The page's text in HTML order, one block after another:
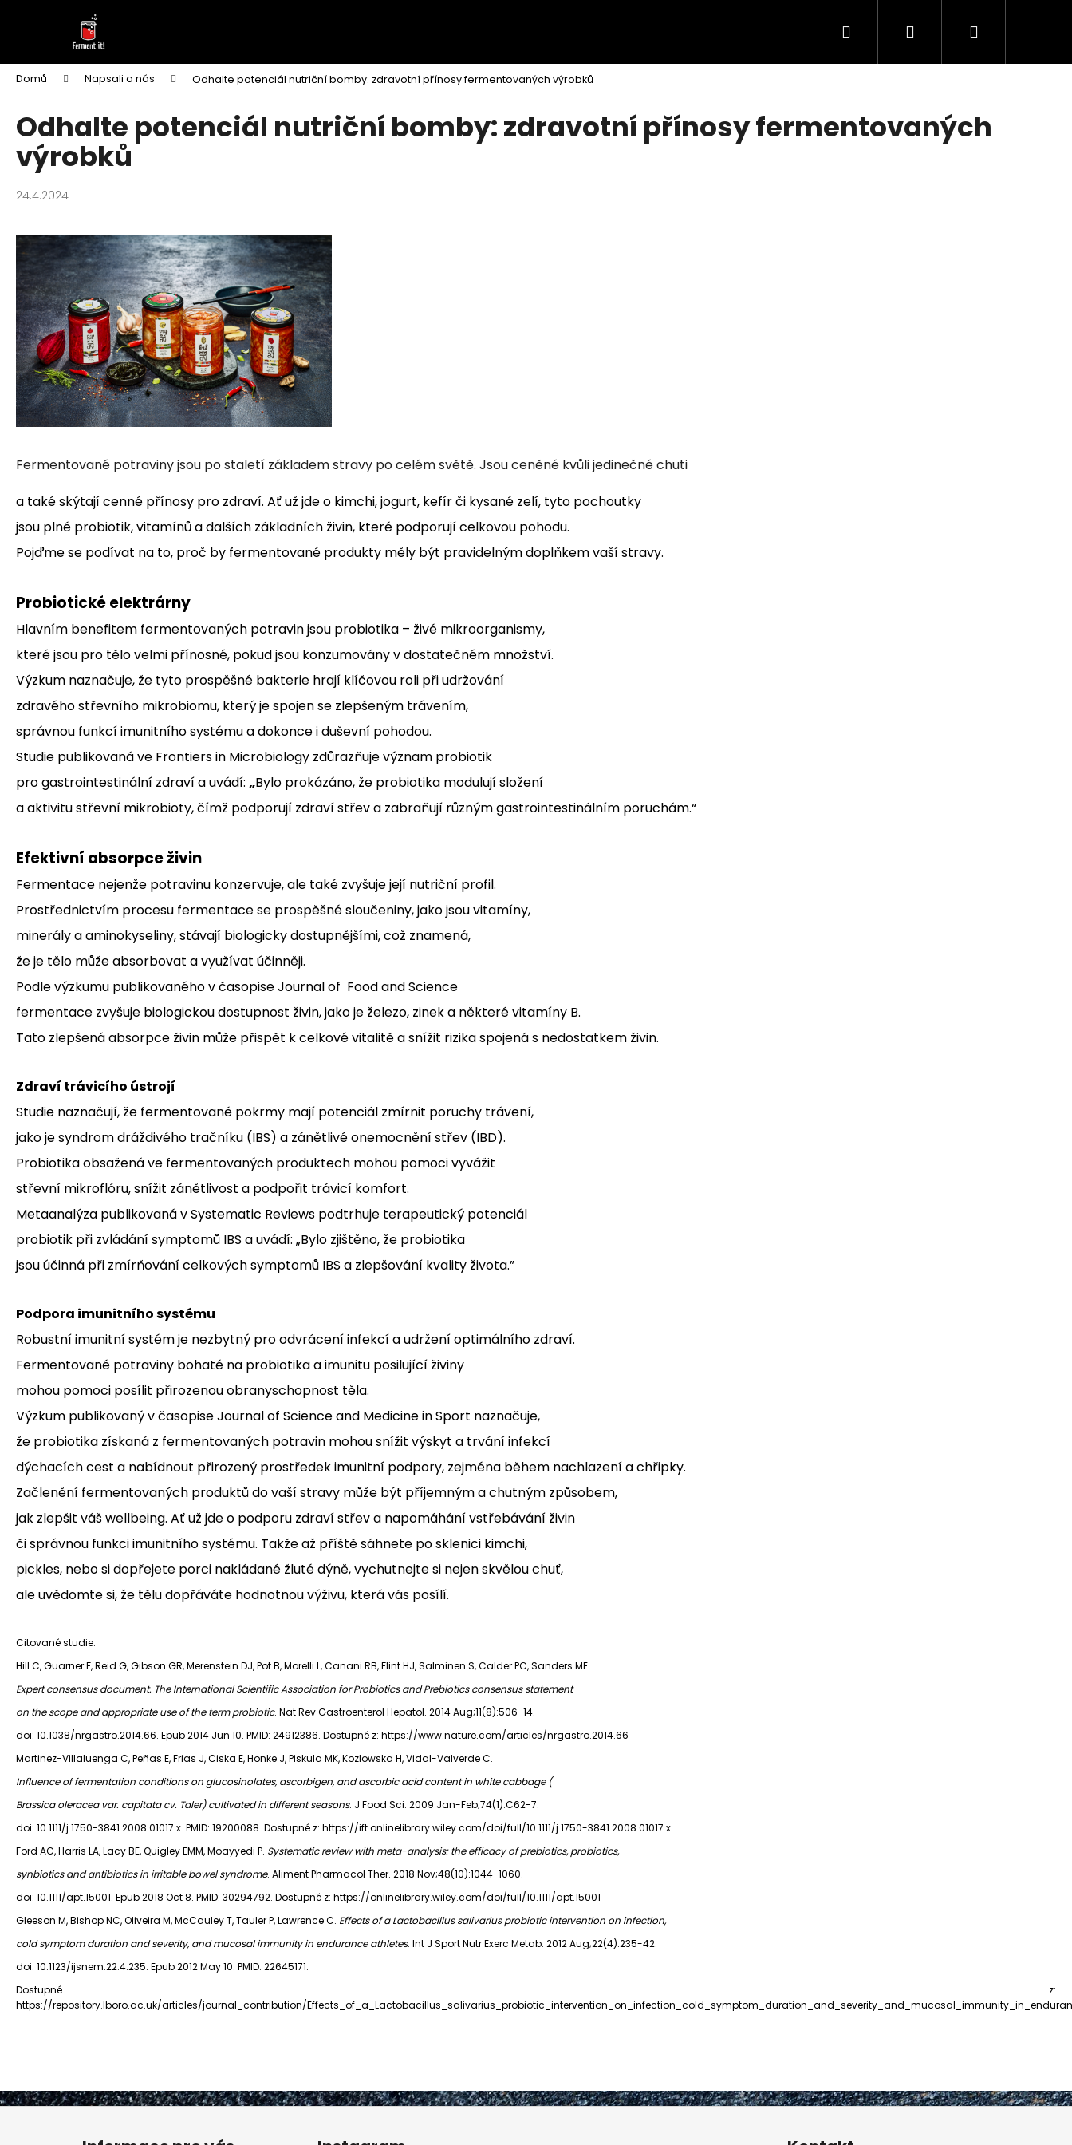
Hledat PřihlášeníNákupní
Domů Napsali o nás Odhalte potenciál nutriční bomby: zdravotní přínosy fermentovaných výrobků
Odhalte potenciál nutriční bomby: zdravotní přínosy fermentovaných
výrobků
24.4.2024
Fermentované potraviny jsou po staletí základem stravy po celém světě. Jsou ceněné kvůli jedinečné chuti
a také skýtají cenné přínosy pro zdraví. Ať už jde o kimchi, jogurt, kefír či kysané zelí, tyto pochoutky
jsou plné probiotik, vitamínů a dalších základních živin, které podporují celkovou pohodu.
Pojďme se podívat na to, proč by fermentované produkty měly být pravidelným doplňkem vaší stravy.
Probiotické elektrárny
Hlavním benefitem fermentovaných potravin jsou probiotika – živé mikroorganismy,
které jsou pro tělo velmi přínosné, pokud jsou konzumovány v dostatečném množství.
Výzkum naznačuje, že tyto prospěšné bakterie hrají klíčovou roli při udržování
zdravého střevního mikrobiomu, který je spojen se zlepšeným trávením,
správnou funkcí imunitního systému a dokonce i duševní pohodou.
Studie publikovaná ve Frontiers in Microbiology zdůrazňuje význam probiotik
pro gastrointestinální zdraví a uvádí: „Bylo prokázáno, že probiotika modulují složení
a aktivitu střevní mikrobioty, čímž podporují zdraví střev a zabraňují různým gastrointestinálním poruchám.“
Efektivní absorpce živin
Fermentace nejenže potravinu konzervuje, ale také zvyšuje její nutriční profil.
Prostřednictvím procesu fermentace se prospěšné sloučeniny, jako jsou vitamíny,
minerály a aminokyseliny, stávají biologicky dostupnějšími, což znamená,
že je tělo může absorbovat a využívat účinněji.
Podle výzkumu publikovaného v časopiseJournal of Food and Science
fermentace zvyšuje biologickou dostupnost živin, jako je železo, zinek a některé vitamíny B.
Tato zlepšená absorpce živin může přispět k celkové vitalitě a snížit rizika spojená s nedostatkem živin.
Zdraví trávicího ústrojí
Studie naznačují, že fermentované pokrmy mají potenciál zmírnit poruchy trávení,
jako je syndrom dráždivého tračníku (IBS) a zánětlivé onemocnění střev (IBD).
Probiotika obsažená ve fermentovaných produktech mohou pomoci vyvážit
střevní mikroflóru, snížit zánětlivost a podpořit trávicí komfort.
Metaanalýza publikovaná v Systematic Reviews podtrhuje terapeutický potenciál
probiotik při zvládání symptomů IBS a uvádí: „Bylo zjištěno, že probiotika
jsou účinná při zmírňování celkových symptomů IBS a zlepšování kvality života.”
Podpora imunitního systému
Robustní imunitní systém je nezbytný pro odvrácení infekcí a udržení optimálního zdraví.
Fermentované potraviny bohaté na probiotika a imunitu posilující živiny
mohou pomoci posílit přirozenou obranyschopnost těla.
Výzkum publikovaný v časopise Journal of Science and Medicine in Sport naznačuje,
že probiotika získaná z fermentovaných potravin mohou snížit výskyt a trvání infekcí
dýchacích cest a nabídnout přirozený prostředek imunitní podpory, zejména během nachlazení a chřipky.
Začlenění fermentovaných produktů do vaší stravy může být příjemným a chutným způsobem,
jak zlepšit váš wellbeing. Ať už jde o podporu zdraví střev a napomáhání vstřebávání živin
či správnou funkci imunitního systému. Takže až příště sáhnete po sklenici kimchi,
pickles, nebo si dopřejete porci nakládané žluté dýně, vychutnejte si nejen skvělou chuť,
ale uvědomte si, že tělu dopřáváte hodnotnou výživu, která vás posílí.
Citované studie:
Hill C, Guarner F, Reid G, Gibson GR, Merenstein DJ, Pot B, Morelli L, Canani RB, Flint HJ, Salminen S, Calder PC, Sanders ME.
Expert consensus document. The International Scientific Association for Probiotics and Prebiotics consensus statement
on the scope and appropriate use of the term probiotic. Nat Rev Gastroenterol Hepatol. 2014 Aug;11(8):506-14.
doi: 10.1038/nrgastro.2014.66. Epub 2014 Jun 10. PMID: 24912386. Dostupné z: https://www.nature.com/articles/nrgastro.2014.66
Martinez-Villaluenga C, Peñas E, Frias J, Ciska E, Honke J, Piskula MK, Kozlowska H, Vidal-Valverde C.
Influence of fermentation conditions on glucosinolates, ascorbigen, and ascorbic acid content in white cabbage (
Brassica oleracea var. capitata cv. Taler) cultivated in different seasons. J Food Sci. 2009 Jan-Feb;74(1):C62-7.
doi: 10.1111/j.1750-3841.2008.01017.x. PMID: 19200088. Dostupné z: https://ift.onlinelibrary.wiley.com/doi/full/10.1111/j.1750-3841.2008.01017.x
Ford AC, Harris LA, Lacy BE, Quigley EMM, Moayyedi P. Systematic review with meta-analysis: the efficacy of prebiotics, probiotics,
synbiotics and antibiotics in irritable bowel syndrome. Aliment Pharmacol Ther. 2018 Nov;48(10):1044-1060.
doi: 10.1111/apt.15001. Epub 2018 Oct 8. PMID: 30294792. Dostupné z: https://onlinelibrary.wiley.com/doi/full/10.1111/apt.15001
Gleeson M, Bishop NC, Oliveira M, McCauley T, Tauler P, Lawrence C. Effects of a Lactobacillus salivarius probiotic intervention on infection,
cold symptom duration and severity, and mucosal immunity in endurance athletes. Int J Sport Nutr Exerc Metab. 2012 Aug;22(4):235-42.
doi: 10.1123/ijsnem.22.4.235. Epub 2012 May 10. PMID: 22645171.
Dostupné z:
https://repository.lboro.ac.uk/articles/journal_contribution/
í
Zpět
do
obchodu
Zpět
do
obchodu
Co potřebujete najít?
FERMENTOVANÁ ČALAMÁDA PIKANT
(490G)
169 Kč
Z